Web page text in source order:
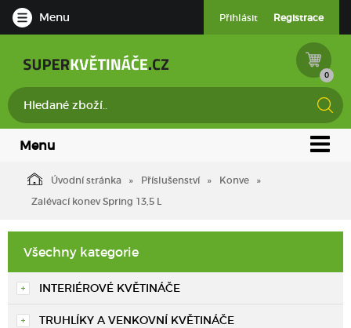
Menu Přihlásit Registrace
0
Menu
Úvodní stránka Příslušenství
Konve
Zalévací konev Spring 13,5 L
Všechny kategorie
INTERIÉROVÉ KVĚTINÁČE
TRUHLÍKY A VENKOVNÍ KVĚTINÁČE